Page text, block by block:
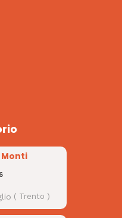
( Trento )